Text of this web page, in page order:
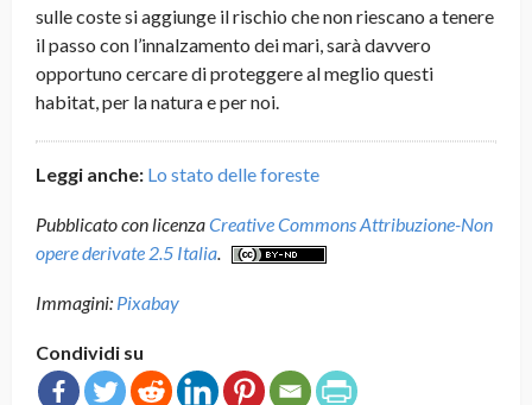
sulle coste si aggiunge il rischio che non riescano a tenere
il passo con l’innalzamento dei mari, sarà davvero
opportuno cercare di proteggere al meglio questi
habitat, per la natura e per noi.
Leggi anche: Lo stato delle foreste
Pubblicato con licenzaCreative Commons Attribuzione-Non
opere derivate 2.5 Italia
Immagini: Pixabay
Condividi su